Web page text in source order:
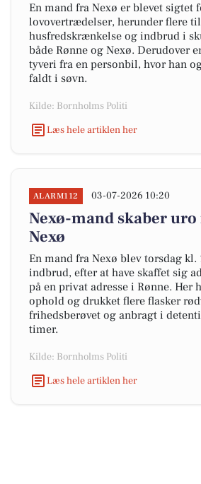
En mand fra Nexø er blevet sigtet
lovovertrædelser, herunder flere
husfredskrænkelse og indbrud i
både Rønne og Nexø. Derudover
tyveri fra en personbil, hvor han
faldt i søvn.
Kilde: Bornholms Politi
Læs hele artiklen her
ALARM112 03-07-2026 10:20
Nexø-mand skaber uro
Nexø
En mand fra Nexø blev torsdag
indbrud, efter at have skaffet sig
på en privat adresse i Rønne. Her
ophold og drukket flere flasker
frihedsberøvet og anbragt i
timer.
Kilde: Bornholms Politi
Læs hele artiklen her